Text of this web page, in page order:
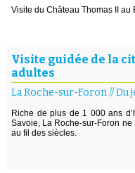
Visite du Château Thomas II au
Visite guidée de la
adultes
La Roche-sur-Foron//Du
Riche de plus de 1 000 ans
Savoie, La Roche-sur-Foron ne
au fil des siècles.